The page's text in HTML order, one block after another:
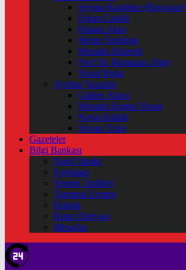
Şeyma Karateke (Başyazar)
Erkan Çakıllı
Hakan Akın
Metin Özdoğan
Mustafa Düzenli
Prof Dr. Ramazan Abay
Yusuf Bolat
Ayrılan Yazarlar
Gülten Abacı
Mustafa Kemal Yonat
Neval Kütük
Şirvan Yüce
Gazeteler
Bilgi Bankası
Nasıl Yapılır
Faydaları
Yemek Tarifleri
Tarımsal Üretim
Hukuk
Kitap Dünyası
Mesajlar